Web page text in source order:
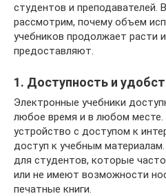
студентов и преподавателей.
рассмотрим, почему объем
учебников продолжает расти
предоставляют.
1. Доступность и
Электронные учебники
любое время и в любом
устройство с доступом к
доступ к учебным
для студентов, которые
или не имеют возможности
печатные книги.